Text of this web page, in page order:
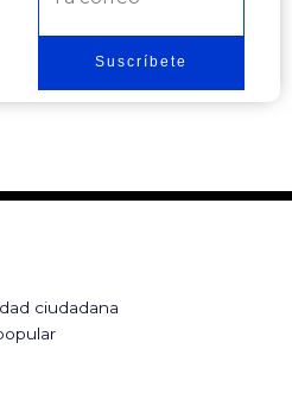
electrónico
Suscríbete
ciudadana